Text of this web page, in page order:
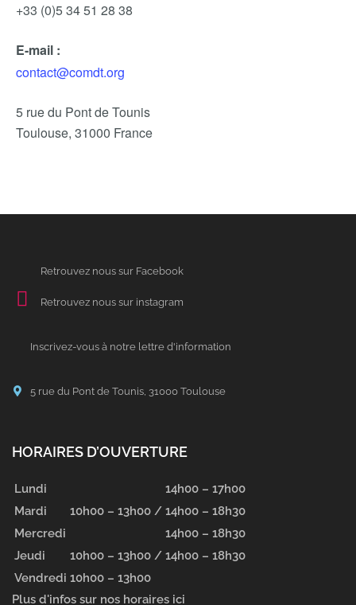
+33 (0)5 34 51 28 38
E-mail :
contact@comdt.org
5 rue du Pont de Tounis
Toulouse, 31000 France
Retrouvez nous sur Facebook
Retrouvez nous sur instagram
Inscrivez-vous à notre lettre d'information
5 rue du Pont de Tounis, 31000 Toulouse
HORAIRES D’OUVERTURE
Lundi
14h00 – 17h00
Mardi
10h00 – 13h00 / 14h00 – 18h30
Mercredi
14h00 – 18h30
Jeudi
10h00 – 13h00 / 14h00 – 18h30
Vendredi 10h00 – 13h00
Plus d'infos sur nos horaires ici